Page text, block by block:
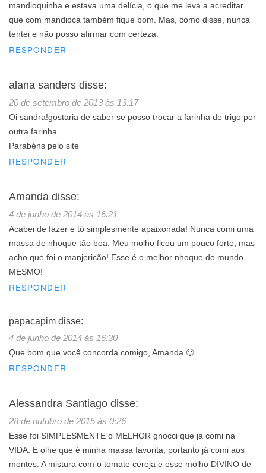
mandioquinha e estava uma delícia, o que me leva a acreditar
que com mandioca também fique bom. Mas, como disse, nunca
tentei e não posso afirmar com certeza.
RESPONDER
alana sanders disse:
20 de setembro de 2013 às 13:17
Oi sandra!gostaria de saber se posso trocar a farinha de trigo por
outra farinha.
Parabéns pelo site
RESPONDER
Amanda disse:
4 de junho de 2014 às 16:21
Acabei de fazer e tô simplesmente apaixonada! Nunca comi uma
massa de nhoque tão boa. Meu molho ficou um pouco forte, mas
acho que foi o manjericão! Esse é o melhor nhoque do mundo
MESMO!
RESPONDER
papacapim disse:
4 de junho de 2014 às 16:30
Que bom que você concorda comigo, Amanda 🙂
RESPONDER
Alessandra Santiago disse:
28 de outubro de 2015 às 0:26
Esse foi SIMPLESMENTE o MELHOR gnocci que ja comi na
VIDA. E olhe que é minha massa favorita, portanto já comi aos
montes. A mistura com o tomate cereja e esse molho DIVINO de